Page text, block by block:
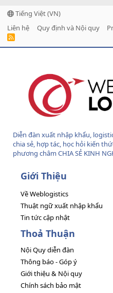
Tiếng Việt (VN)
Liên hệ
Quy định và Nội quy
R
Diễn đàn xuất nhập khẩu,
chia sẻ, hợp tác, học hỏi kiến
phương châm CHIA SẺ KINH
Giới Thiệu
Về Weblogistics
Thuật ngữ xuất nhập khẩu
Tin tức cập nhật
Thoả Thuận
Nội Quy diễn đàn
Thông báo - Góp ý
Giới thiệu & Nội quy
Chính sách bảo mật